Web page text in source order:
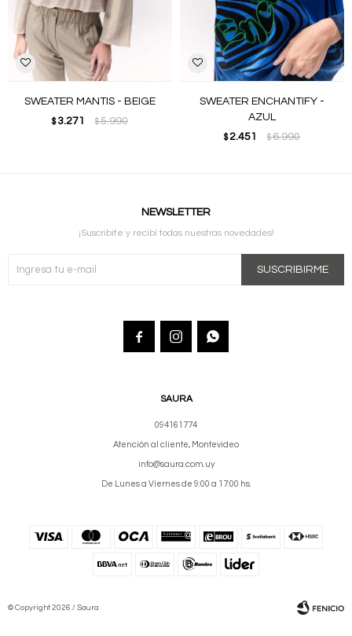
SWEATER MANTIS - BEIGE
$3.271 $5.990
SWEATER ENCHANTIFY -
AZUL
$2.451 $6.990
SAURA
094161774
Atención al cliente, Montevideo
info@saura.com.uy
De Lunes a Viernes de 9:00 a 17:00 hs.
NEWSLETTER
¡Suscribite y recibí todas nuestras novedades!
SUSCRIBIRME
  
© Copyright 2026 / Saura